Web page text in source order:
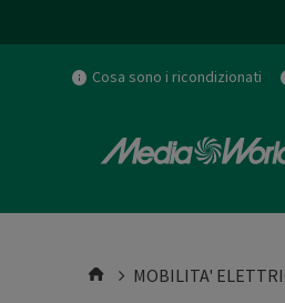
Cosa sono i ricondizionati
MOBILITA'